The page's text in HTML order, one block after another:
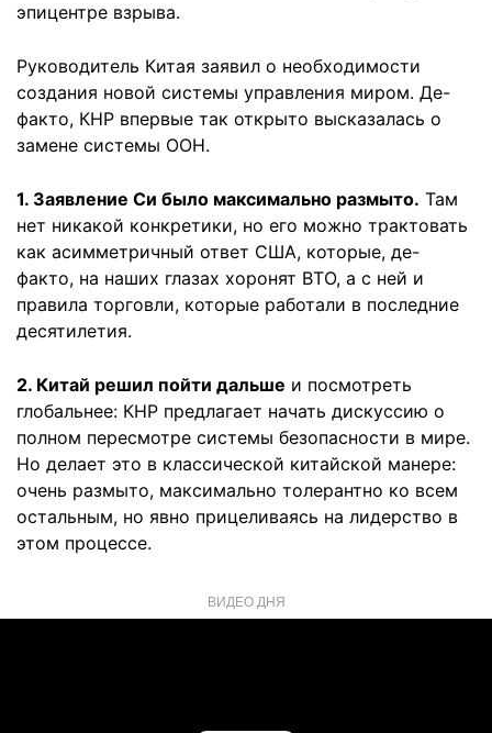
эпицентре взрыва.
Руководитель Китая заявил о необходимости
создания новой системы управления миром. Де-
факто, КНР впервые так открыто высказалась о
замене системы ООН.
1. Заявление Си было максимально размыто. Там
нет никакой конкретики, но его можно трактовать
как асимметричный ответ США, которые, де-
факто, на наших глазах хоронят ВТО, а с ней и
правила торговли, которые работали в последние
десятилетия.
2. Китай решил пойти дальше и посмотреть
глобальнее: КНР предлагает начать дискуссию о
полном пересмотре системы безопасности в мире.
Но делает это в классической китайской манере:
очень размыто, максимально толерантно ко всем
остальным, но явно прицеливаясь на лидерство в
этом процессе.
ВИДЕО ДНЯ